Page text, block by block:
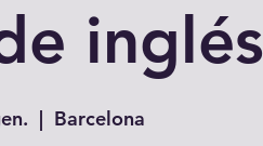
inglés
  |
Barcelona